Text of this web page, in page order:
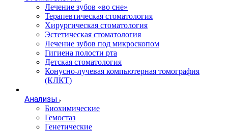
Лечение зубов «во сне»
Терапевтическая стоматология
Хирургическая стоматология
Эстетическая стоматология
Лечение зубов под микроскопом
Гигиена полости рта
Детская стоматология
Конусно-лучевая компьютерная томография
(КЛКТ)
Анализы
Биохимические
Гемостаз
Генетические